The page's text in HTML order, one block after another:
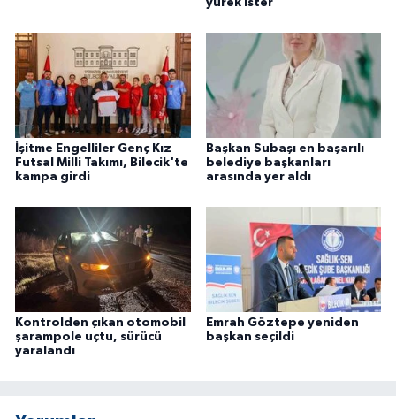
yürek ister'
İşitme Engelliler Genç Kız
Futsal Milli Takımı, Bilecik'te
kampa girdi
Başkan Subaşı en başarılı
belediye başkanları
arasında yer aldı
Kontrolden çıkan otomobil
şarampole uçtu, sürücü
yaralandı
Emrah Göztepe yeniden
başkan seçildi